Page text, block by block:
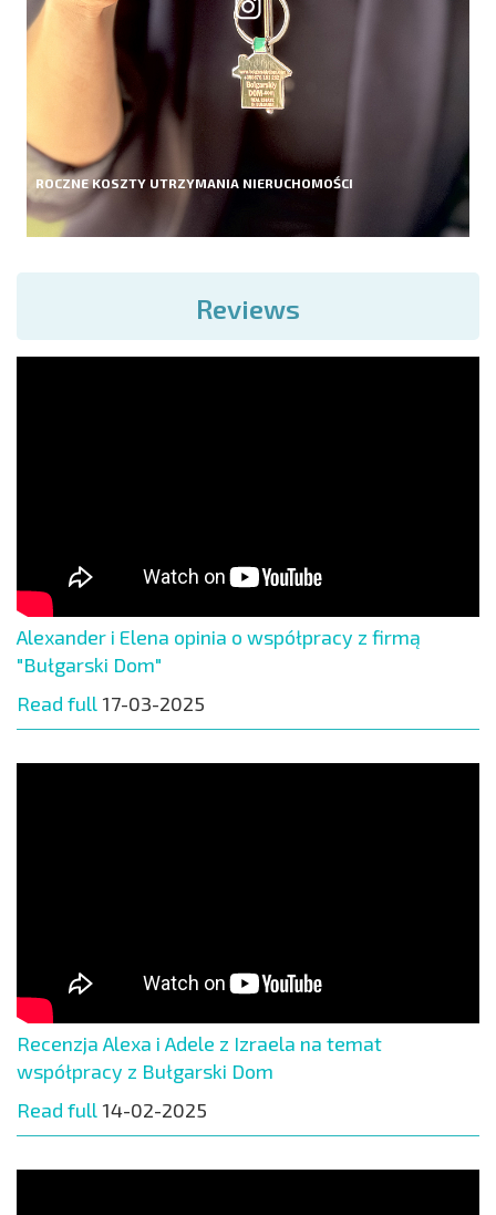
ROCZNE KOSZTY UTRZYMANIA NIERUCHOMOŚCI
Reviews
Alexander i Elena opinia o współpracy z firmą
"Bułgarski Dom"
Read full 17-03-2025
Recenzja Alexa i Adele z Izraela na temat
współpracy z Bułgarski Dom
Read full 14-02-2025